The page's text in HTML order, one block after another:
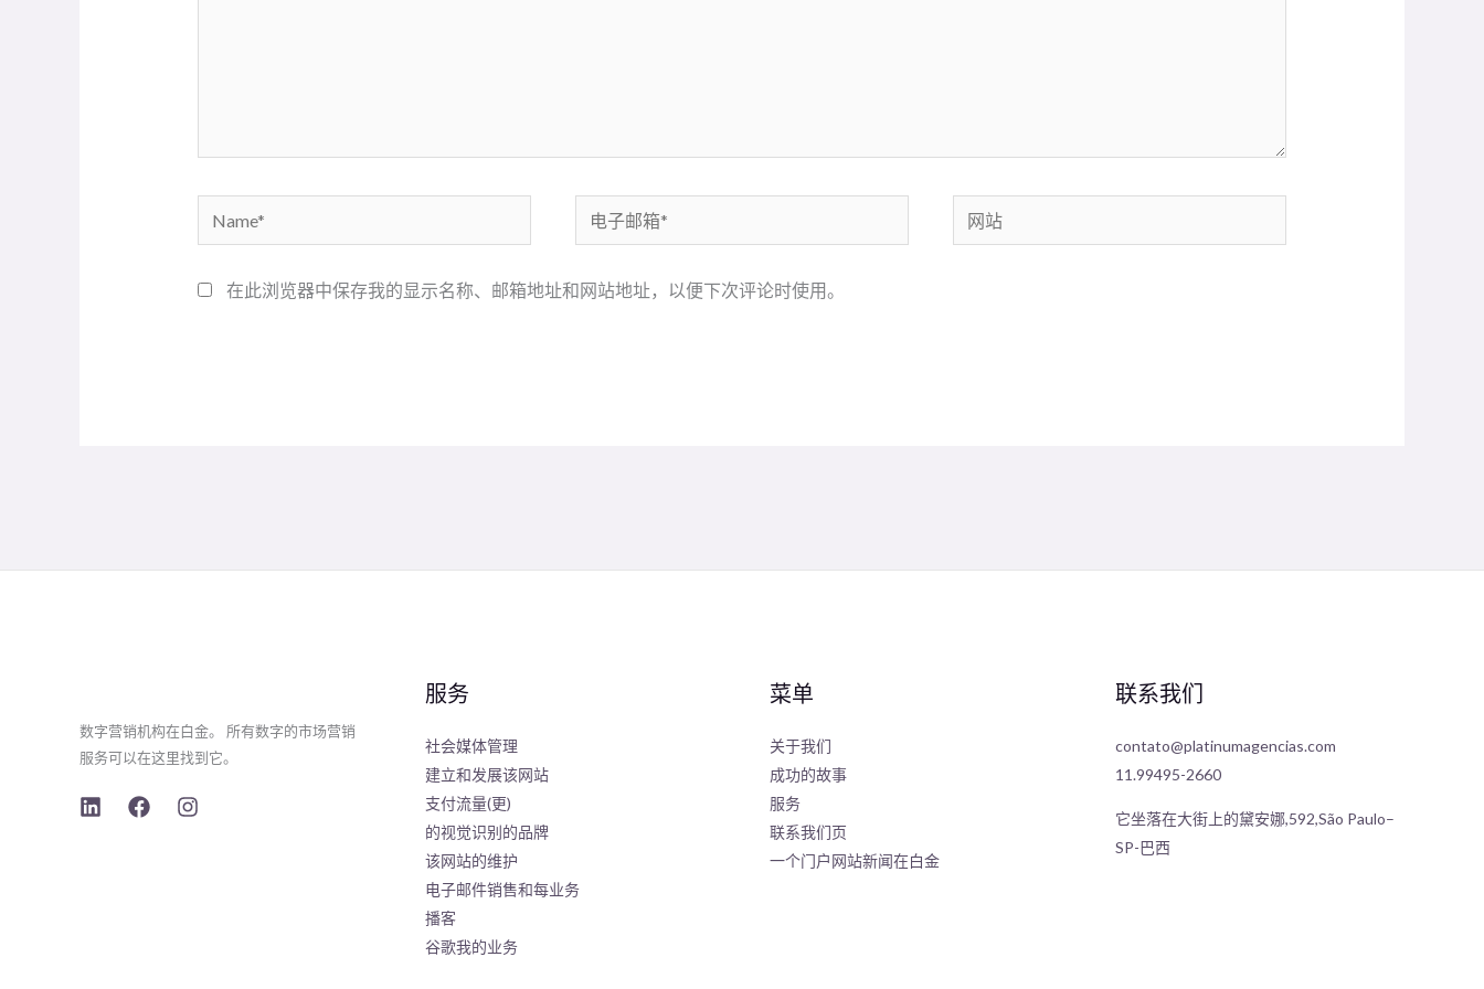
Name*
子
箱
网
站
在此浏览器中保存我的显示名称、邮箱地址和网站地址，以便下次评论时使用。
数字营销机构在白金。 所有数字的市场营销
服务可以在这里找到它。
服务
社会媒体管理
建立和发展该网站
支付流量(更)
的视觉识别的品牌
该网站的维护
电子邮件销售和每业务
播客
谷歌我的业务
菜单
关于我们
成功的故事
服务
联系我们页
一个门户网站新闻在白金
联系我们
contato@platinumagencias.com
11.99495-2660
它坐落在大街上的黛安娜,592,São Paulo–
SP-巴西